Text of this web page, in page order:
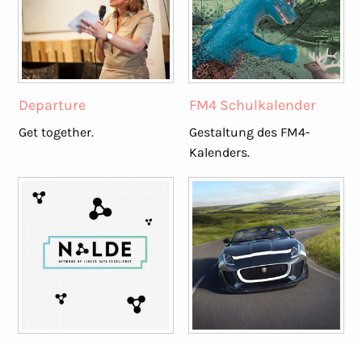
Departure
Get together.
FM4 Schulkalender
Gestaltung des FM4-
Kalenders.